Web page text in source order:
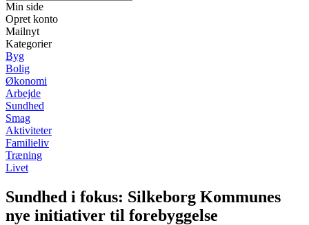
Min side
Opret konto
Mailnyt
Kategorier
Byg
Bolig
Økonomi
Arbejde
Sundhed
Smag
Aktiviteter
Familieliv
Træning
Livet
Sundhed i fokus: Silkeborg Kommunes
nye initiativer til forebyggelse